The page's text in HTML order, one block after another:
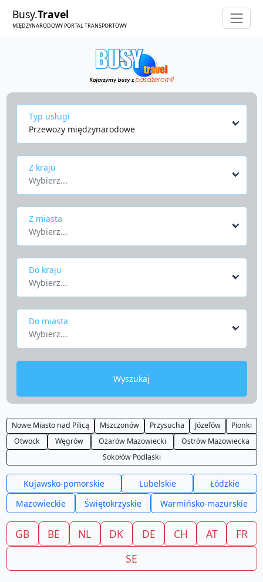
Busy.Travel
MIĘDZYNARODOWY PORTAL TRANSPORTOWY
Typ usługi
Przewozy międzynarodowe
Z kraju
Wybierz...
Z miasta
Wybierz...
Do kraju
Wybierz...
Do miasta
Wybierz...
Wyszukaj
Nowe Miasto nad Pilicą Mszczonów Przysucha Józefów
Pionki
Otwock
Węgrów Ożarów Mazowiecki
Ostrów Mazowiecka
Sokołów Podlaski
Kujawsko-pomorskie Lubelskie
Łódzkie
Mazowieckie
Świętokrzyskie Warmińsko-mazurskie
GB BE NL DK DE CH AT
FR
SE